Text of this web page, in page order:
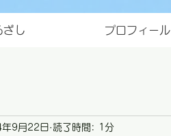
ざし プロフィール
9月22日 読了時間: 1分